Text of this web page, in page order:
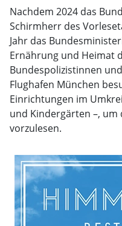
Nachdem 2024 das
Schirmherr des
Jahr das
Ernährung und Heimat
Bundespolizistinnen
Flughafen München
Einrichtungen im
und Kindergärten –, um
vorzulesen.